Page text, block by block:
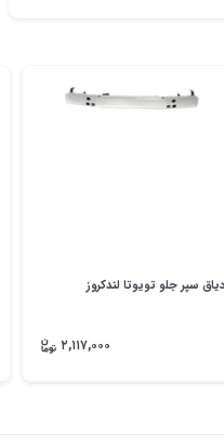
دیاق سپر جلو تویوتا لندکروز
۲,۱۱۷,۰۰۰